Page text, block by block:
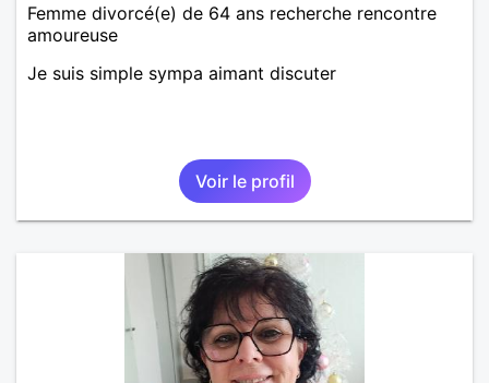
Femme divorcé(e) de 64 ans recherche rencontre
amoureuse
Je suis simple sympa aimant discuter
Voir le profil